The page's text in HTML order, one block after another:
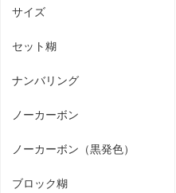
サイズ
セット糊
ナンバリング
ノーカーボン
ノーカーボン（黒発色）
ブロック糊